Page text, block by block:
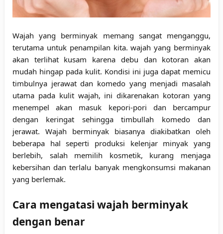
Wajah yang berminyak memang sangat menganggu,
terutama untuk penampilan kita. wajah yang berminyak
akan terlihat kusam karena debu dan kotoran akan
mudah hingap pada kulit. Kondisi ini juga dapat memicu
timbulnya jerawat dan komedo yang menjadi masalah
utama pada kulit wajah, ini dikarenakan kotoran yang
menempel akan masuk kepori-pori dan bercampur
dengan keringat sehingga timbullah komedo dan
jerawat. Wajah berminyak biasanya diakibatkan oleh
beberapa hal seperti produksi kelenjar minyak yang
berlebih, salah memilih kosmetik, kurang menjaga
kebersihan dan terlalu banyak mengkonsumsi makanan
yang berlemak.
Cara mengatasi wajah berminyak
dengan benar